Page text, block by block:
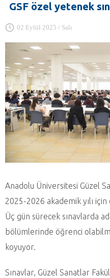
GSF özel yetenek
02 Eylül 2025 / Salı
Anadolu Üniversitesi Güzel
2025-2026 akademik yılı
Üç gün sürecek sınavlarda
bölümlerinde öğrenci
koyuyor.
Sınavlar, Güzel Sanatlar